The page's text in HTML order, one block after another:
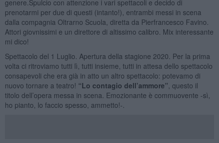
genere.Spulcio con attenzione i vari spettacoli e decido di
prenotarmi per due di questi (intanto!), entrambi messi in scena
dalla compagnia Oltrarno Scuola, diretta da Pierfrancesco Favino.
Attori giovnissimi e un direttore di altissimo calibro. Mix interessante
mi dico!
Spettacolo del 1 Luglio. Apertura della stagione 2020. Per la prima
volta ci ritroviamo tutti lì, tutti insieme, tutti in attesa dello spettacolo
consapevoli che era già in atto un altro spettacolo: potevamo di
nuovo tornare a teatro! “Lo contagio dell’ammore” , questo il
titolo dell’opera messa in scena. Emozionante è commuovente -sì,
ho pianto, lo faccio spesso, ammetto!-.